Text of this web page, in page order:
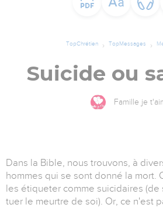
TopChrétien TopMessages
Suicide ou
Famille je
Dans la Bible, nous trouvons, à
hommes qui se sont donné la mort.
les étiqueter comme suicidaires
tuer le meurtre de soi). Or, ce n'est